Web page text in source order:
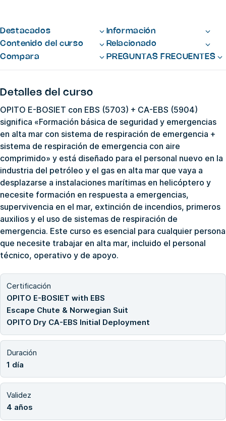
Destacados
Información
Contenido del curso
Relacionado
Compara
PREGUNTAS FRECUENTES
Detalles del curso
OPITO E-BOSIET con EBS (5703) + CA-EBS (5904)
significa «Formación básica de seguridad y emergencias
en alta mar con sistema de respiración de emergencia +
sistema de respiración de emergencia con aire
comprimido» y está diseñado para el personal nuevo en la
industria del petróleo y el gas en alta mar que vaya a
desplazarse a instalaciones marítimas en helicóptero y
necesite formación en respuesta a emergencias,
supervivencia en el mar, extinción de incendios, primeros
auxilios y el uso de sistemas de respiración de
emergencia. Este curso es esencial para cualquier persona
que necesite trabajar en alta mar, incluido el personal
técnico, operativo y de apoyo.
Certificación
OPITO E-BOSIET with EBS
Escape Chute & Norwegian Suit
OPITO Dry CA-EBS Initial Deployment
Duración
1 día
Validez
4 años